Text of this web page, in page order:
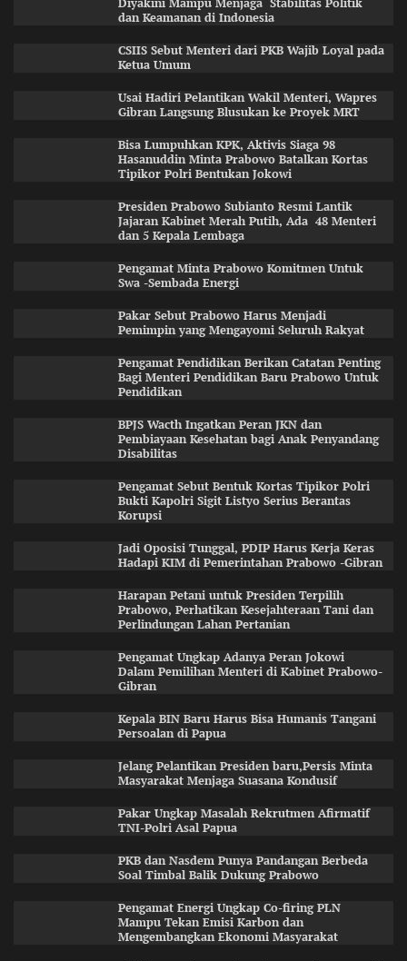
Diyakini Mampu Menjaga Stabilitas Politik
dan Keamanan di Indonesia
CSIIS Sebut Menteri dari PKB Wajib Loyal pada
Ketua Umum
Usai Hadiri Pelantikan Wakil Menteri, Wapres
Gibran Langsung Blusukan ke Proyek MRT
Bisa Lumpuhkan KPK, Aktivis Siaga 98
Hasanuddin Minta Prabowo Batalkan Kortas
Tipikor Polri Bentukan Jokowi
Presiden Prabowo Subianto Resmi Lantik
Jajaran Kabinet Merah Putih, Ada 48 Menteri
dan 5 Kepala Lembaga
Pengamat Minta Prabowo Komitmen Untuk
Swa -Sembada Energi
Pakar Sebut Prabowo Harus Menjadi
Pemimpin yang Mengayomi Seluruh Rakyat
Pengamat Pendidikan Berikan Catatan Penting
Bagi Menteri Pendidikan Baru Prabowo Untuk
Pendidikan
BPJS Wacth Ingatkan Peran JKN dan
Pembiayaan Kesehatan bagi Anak Penyandang
Disabilitas
Pengamat Sebut Bentuk Kortas Tipikor Polri
Bukti Kapolri Sigit Listyo Serius Berantas
Korupsi
Jadi Oposisi Tunggal, PDIP Harus Kerja Keras
Hadapi KIM di Pemerintahan Prabowo -Gibran
Harapan Petani untuk Presiden Terpilih
Prabowo, Perhatikan Kesejahteraan Tani dan
Perlindungan Lahan Pertanian
Pengamat Ungkap Adanya Peran Jokowi
Dalam Pemilihan Menteri di Kabinet Prabowo-
Gibran
Kepala BIN Baru Harus Bisa Humanis Tangani
Persoalan di Papua
Jelang Pelantikan Presiden baru,Persis Minta
Masyarakat Menjaga Suasana Kondusif
Pakar Ungkap Masalah Rekrutmen Afirmatif
TNI-Polri Asal Papua
PKB dan Nasdem Punya Pandangan Berbeda
Soal Timbal Balik Dukung Prabowo
Pengamat Energi Ungkap Co-firing PLN
Mampu Tekan Emisi Karbon dan
Mengembangkan Ekonomi Masyarakat